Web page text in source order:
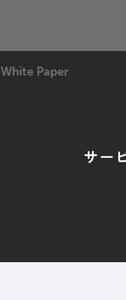
White Paper
サー